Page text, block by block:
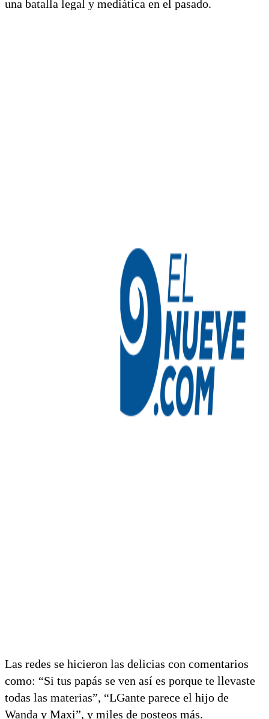
una batalla legal y mediática en el pasado.
Las redes se hicieron las delicias con comentarios
como: “Si tus papás se ven así es porque te llevaste
todas las materias”, “LGante parece el hijo de
Wanda y Maxi”, y miles de posteos más.